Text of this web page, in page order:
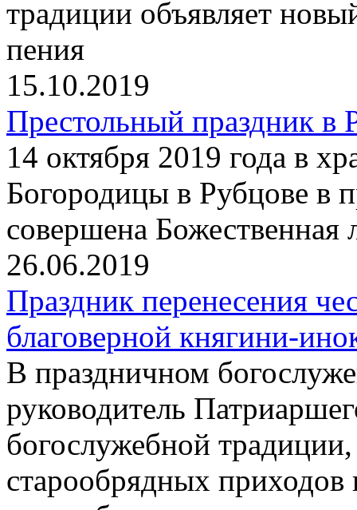
традиции объявляет
пения
15.10.2019
Престольный праздник в
14 октября 2019 года в
Богородицы в Рубцове в
совершена Божественная
26.06.2019
Праздник перенесения
благоверной княгини-
В праздничном
руководитель
богослужебной
старообрядных